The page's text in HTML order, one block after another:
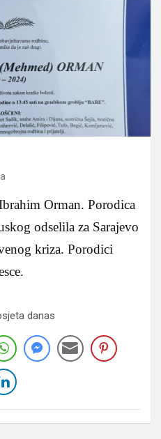
Orman. Porodica
odselila za Sarajevo
kriza. Porodici
danas